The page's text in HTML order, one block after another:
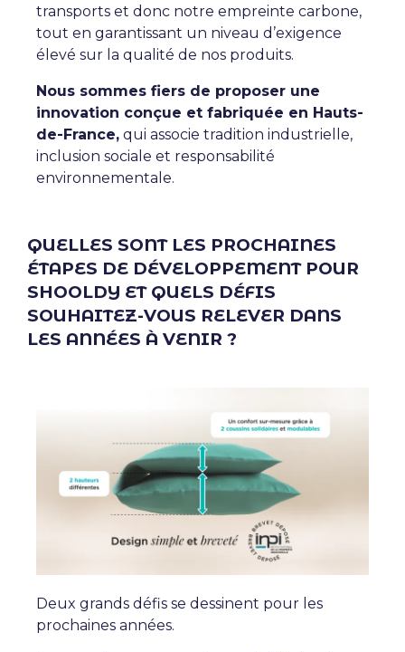
transports et donc notre empreinte carbone,
tout en garantissant un niveau d’exigence
élevé sur la qualité de nos produits.
Nous sommes fiers de proposer une
innovation conçue et fabriquée en Hauts-
de-France, qui associe tradition industrielle,
inclusion sociale et responsabilité
environnementale.
QUELLES SONT LES PROCHAINES
ÉTAPES DE DÉVELOPPEMENT POUR
SHOOLDY ET QUELS DÉFIS
SOUHAITEZ-VOUS RELEVER DANS
LES ANNÉES À VENIR ?
Deux grands défis se dessinent pour les
prochaines années.